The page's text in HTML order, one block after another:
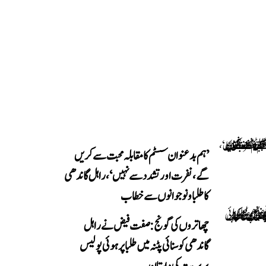
’ہم بدعنوان سسٹم کا مقابلہ محبت سے کریں
گے، نفرت اور تشدد سے نہیں‘، راہل گاندھی
کا طلبا و نوجوانوں سے خطاب
چھاتروں کی گونج: صفت فیض نے راہل
گاندھی کو سنائی پٹنہ میں طلبا پر ہوئی پولیس